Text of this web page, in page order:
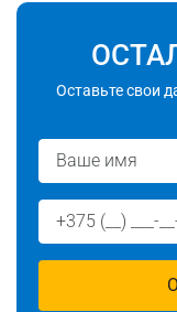
Оставьте свои